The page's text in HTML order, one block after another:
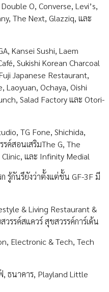
O, Converse, Levi’s,
The Next, Glazziq, และ
Kansei Sushi, Laem
Sukishi Korean Charcoal
Japanese Restaurant,
Laoyuan, Ochaya, Oishi
Salad Factory และ Otori-
TG Fone, Shichida,
รค์สอนเสริมThe G, The
และ Infinity Medial
รู้กันรึยังว่าตั้งแต่ชั้น GF-3F มี
& Living Restaurant &
วรรค์สแควร์ สุขสวรรค์การ์เด้น
Electronic & Tech, Tech
ธนาคาร, Playland Little